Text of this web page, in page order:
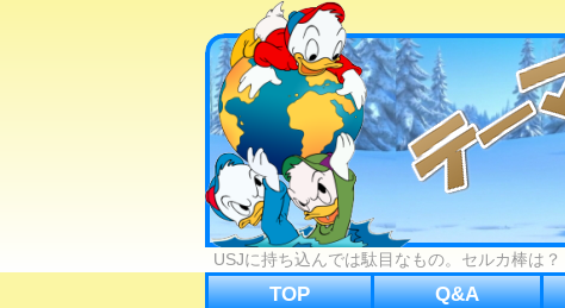
USJに持ち込んでは駄目なもの。セルカ棒は？
TOP Q&A